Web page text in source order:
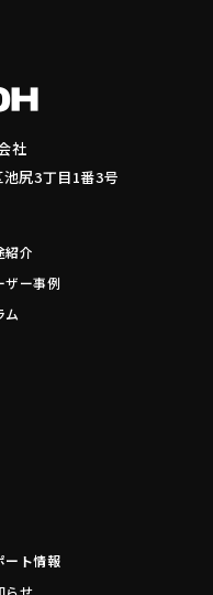
社
尻3丁目1番3号
紹介
ザー事例
ム
ート情報